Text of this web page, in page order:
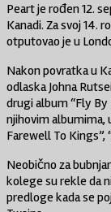
Peart je rođen 12.
Kanadi. Za svoj 14.
otputovao je u
Nakon povratka u
odlaska Johna
drugi album “Fly
njihovim albumima,
Farewell To Kings”,
Neobično za
kolege su rekle da
predloge kada se